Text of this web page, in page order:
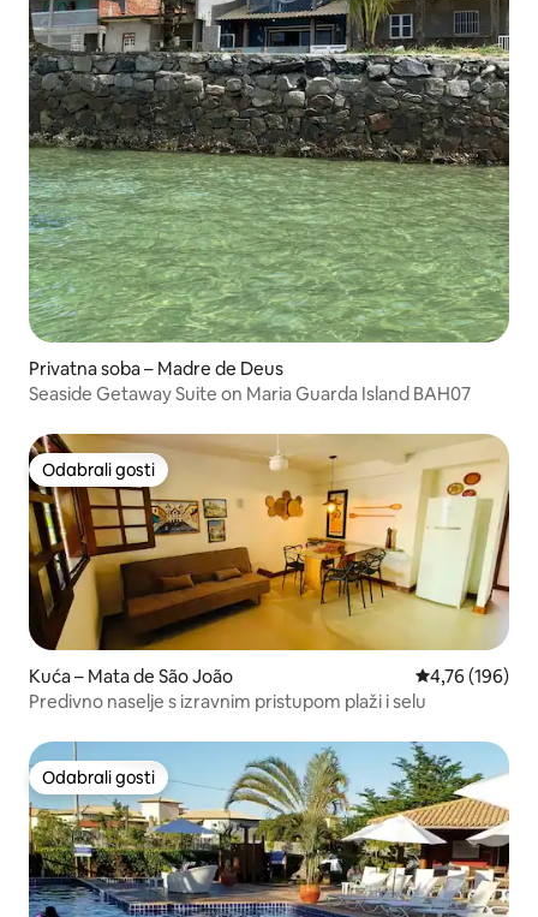
Privatna soba – Madre de Deus
Seaside Getaway Suite on Maria Guarda Island BAH07
Odabrali gosti
Odabrali gosti
Kuća – Mata de São João Prosječna
4,76 (196)
Predivno naselje s izravnim pristupom plaži i selu
Odabrali gosti
Odabrali gosti